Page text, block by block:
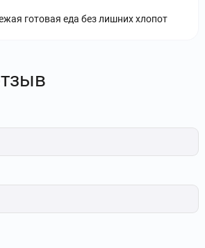
готовая еда без лишних хлопот